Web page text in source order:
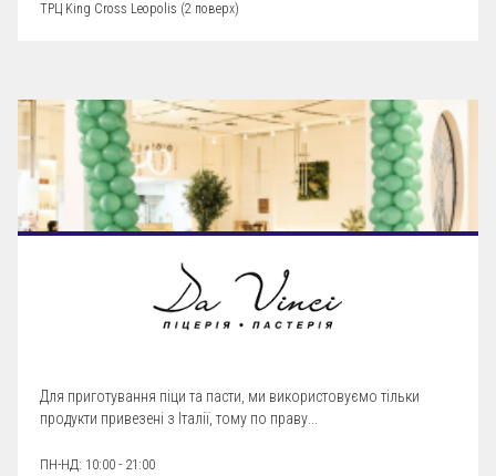
ТРЦ King Cross Leopolis (2 поверх)
Для приготування піци та пасти, ми використовуємо тільки
продукти привезені з Італії, тому по праву...
ПН-НД: 10:00 - 21:00